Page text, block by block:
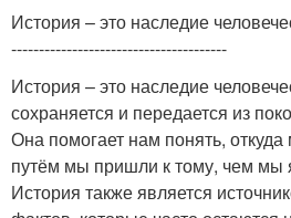
История – это наследие
---------------------------------------
История – это наследие
сохраняется и передается из
Она помогает нам понять,
путём мы пришли к тому, чем мы
История также является